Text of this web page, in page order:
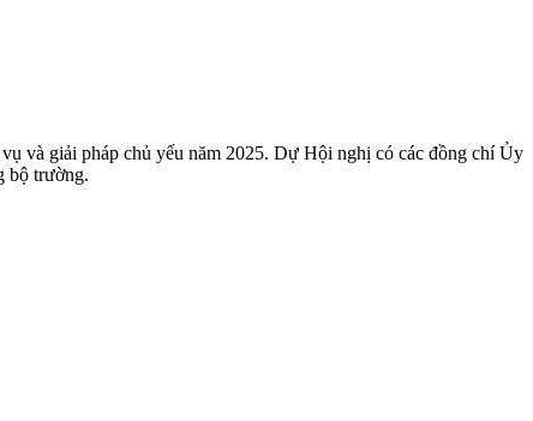
và giải pháp chủ yếu năm 2025. Dự Hội nghị có các đồng chí Ủy
bộ trường.